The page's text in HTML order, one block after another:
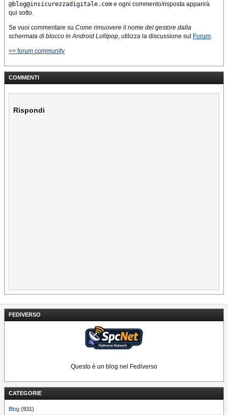
FEDIVERSO
Questo è un blog nel Fediverso
CATEGORIE
Blog (931)
@blog@insicurezzadigitale.com e ogni commento/risposta apparirà
qui sotto.
Se vuoi commentare su Come rimuovere il nome del gestore dalla
schermata di blocco in Android Lollipop, utilizza la discussione sul Forum.
>> forum community
COMMENTI
Rispondi